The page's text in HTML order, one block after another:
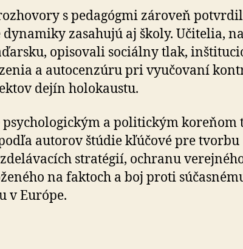
s pedagógmi zároveň
zasahujú aj školy. Učitelia,
opisovali sociálny tlak,
a autocenzúru pri vyučovaní
dejín holokaustu.
a politickým koreňom
autorov štúdie kľúčové pre tvorbu
stratégií, ochranu
na faktoch a boj proti
v Európe.